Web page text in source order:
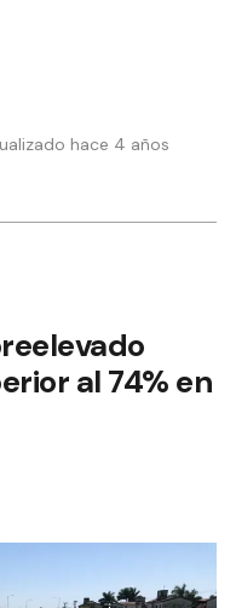
hace 4 años
al 74% en